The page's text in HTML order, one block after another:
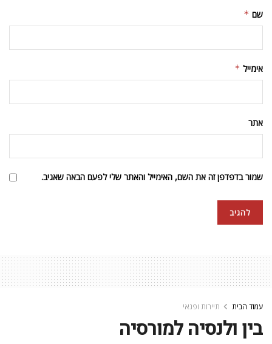
שם *
אימייל *
אתר
שמור בדפדפן זה את השם, האימייל והאתר שלי לפעם הבאה שאגיב.
עמוד הבית תיירות ופנאי
בין ולנסיה למורסיה